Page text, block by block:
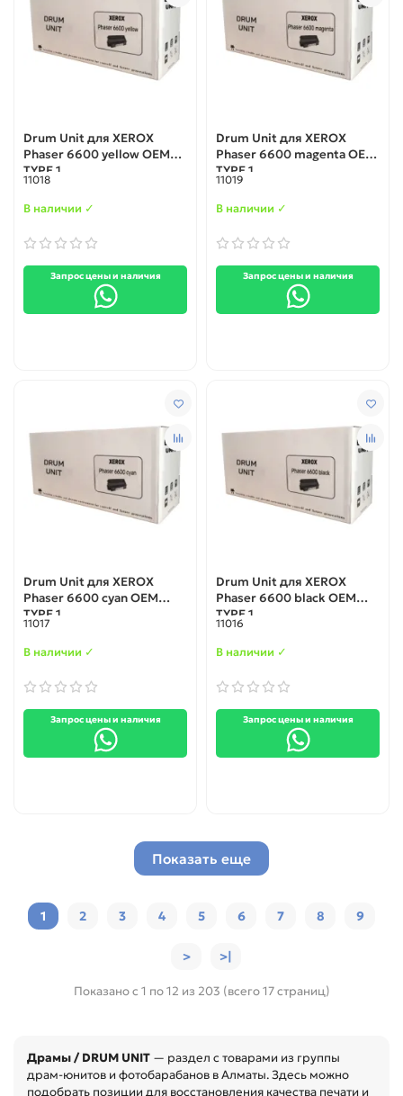
Drum Unit для XEROX
Phaser 6600 yellow OEM
TYPE 1
11018
В наличии ✓
Запрос цены и наличия
Drum Unit для XEROX
Phaser 6600 magenta OEM
TYPE 1
11019
В наличии ✓
Запрос цены и наличия
Drum Unit для XEROX
Phaser 6600 cyan OEM
TYPE 1
11017
В наличии ✓
Запрос цены и наличия
Drum Unit для XEROX
Phaser 6600 black OEM
TYPE 1
11016
В наличии ✓
Запрос цены и наличия
Показать еще
1 2 3 4 5 6 7 8 9
> >|
Показано с 1 по 12 из 203 (всего 17 страниц)
Драмы / DRUM UNIT — раздел с товарами из группы
драм-юнитов и фотобарабанов в Алматы. Здесь можно
подобрать позиции для восстановления качества печати и